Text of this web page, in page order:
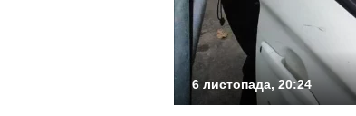
6 листопада, 20:24